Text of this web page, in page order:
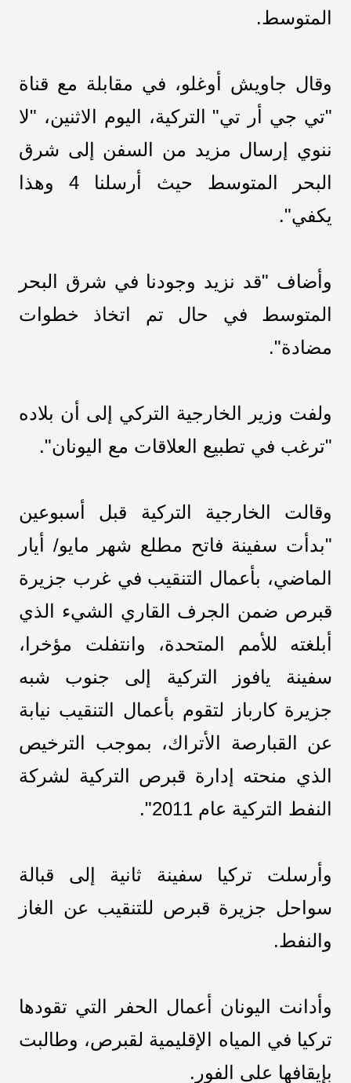
المتوسط.
وقال جاويش أوغلو، في مقابلة مع قناة
"تي جي أر تي" التركية، اليوم الاثنين، "لا
ننوي إرسال مزيد من السفن إلى شرق
البحر المتوسط حيث أرسلنا 4 وهذا
يكفي".
وأضاف "قد نزيد وجودنا في شرق البحر
المتوسط في حال تم اتخاذ خطوات
مضادة".
ولفت وزير الخارجية التركي إلى أن بلاده
"ترغب في تطبيع العلاقات مع اليونان".
وقالت الخارجية التركية قبل أسبوعين
"بدأت سفينة فاتح مطلع شهر مايو/ أيار
الماضي، بأعمال التنقيب في غرب جزيرة
قبرص ضمن الجرف القاري الشيء الذي
أبلغته للأمم المتحدة، وانتفلت مؤخرا،
سفينة يافوز التركية إلى جنوب شبه
جزيرة كارباز لتقوم بأعمال التنقيب نيابة
عن القبارصة الأتراك، بموجب الترخيص
الذي منحته إدارة قبرص التركية لشركة
النفط التركية عام 2011".
وأرسلت تركيا سفينة ثانية إلى قبالة
سواحل جزيرة قبرص للتنقيب عن الغاز
والنفط.
وأدانت اليونان أعمال الحفر التي تقودها
تركيا في المياه الإقليمية لقبرص، وطالبت
بإيقافها على الفور.